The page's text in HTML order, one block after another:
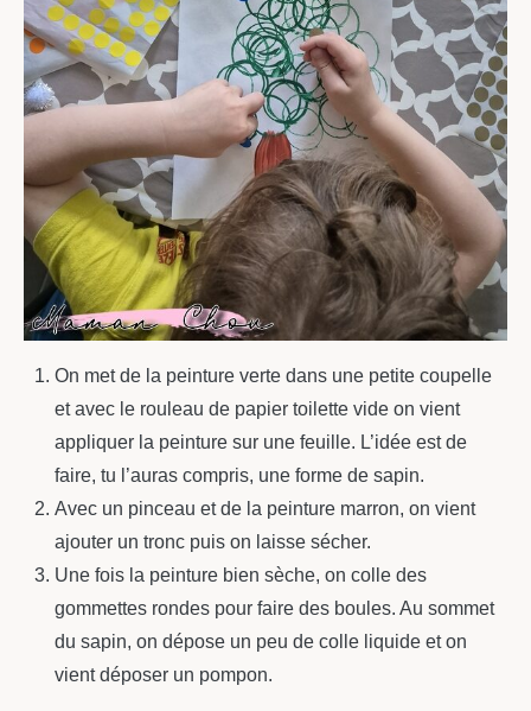
On met de la peinture verte dans une petite coupelle
et avec le rouleau de papier toilette vide on vient
appliquer la peinture sur une feuille. L’idée est de
faire, tu l’auras compris, une forme de sapin.
Avec un pinceau et de la peinture marron, on vient
ajouter un tronc puis on laisse sécher.
Une fois la peinture bien sèche, on colle des
gommettes rondes pour faire des boules. Au sommet
du sapin, on dépose un peu de colle liquide et on
vient déposer un pompon.